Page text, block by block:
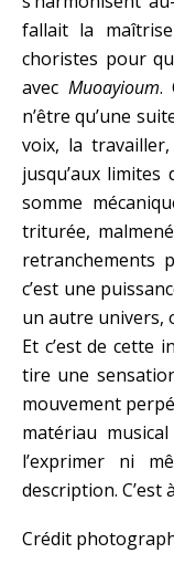
fallait la
choristes pour
avec Muoayioum.
n’être qu’une
voix, la
jusqu’aux limites
somme
triturée,
retranchements
c’est une
un autre univers,
Et c’est de cette
tire une
mouvement
matériau
l’exprimer ni
description. C’est
Crédit